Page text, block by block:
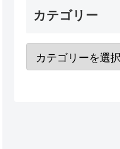
カテゴリー